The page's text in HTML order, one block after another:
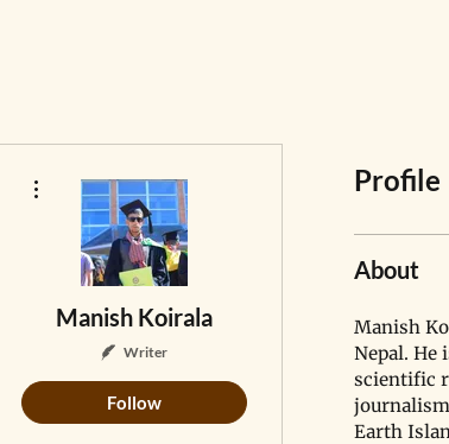
Profile
About
Manish
Nepal. He
scientific
Earth
Manish Koirala
Writer
Follow